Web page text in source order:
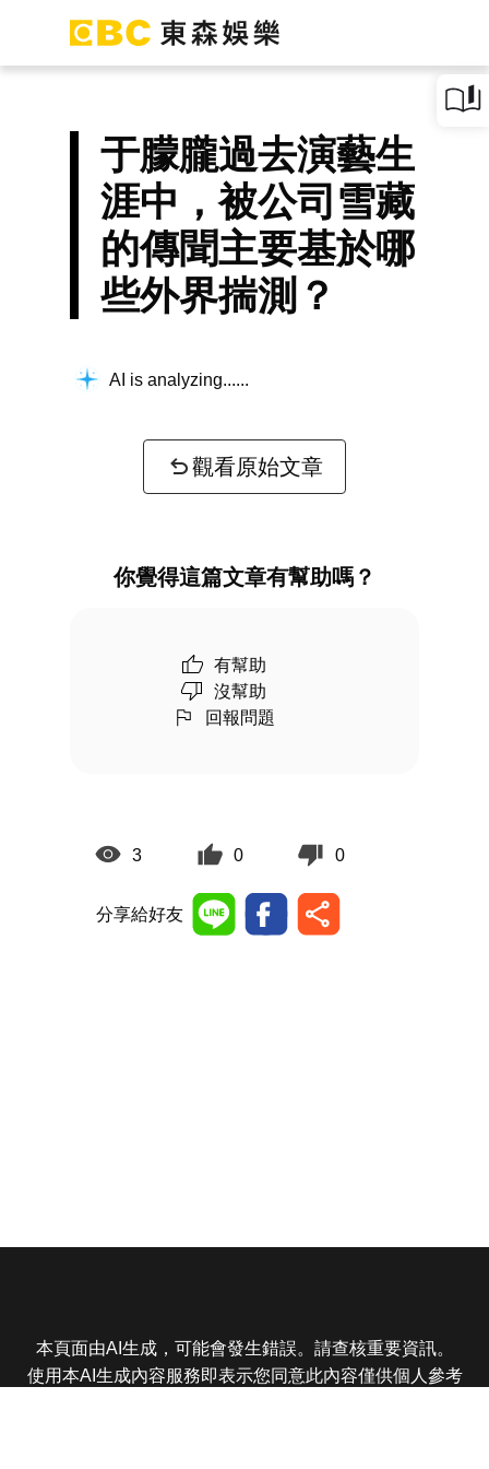
于朦朧過去演藝生
涯中，被公司雪藏
的傳聞主要基於哪
些外界揣測？
AI is analyzing...
觀看原始文章
你覺得這篇文章有幫助嗎？
有幫助
沒幫助
回報問題
3 0 0
分享給好友
本頁面由AI生成，可能會發生錯誤。請查核重要資訊。
使用本AI生成內容服務即表示您同意此內容僅供個人參考